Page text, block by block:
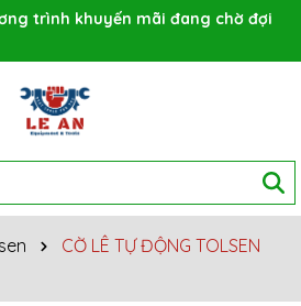
trình khuyến mãi đang chờ đợi
CỜ LÊ TỰ ĐỘNG TOLSEN